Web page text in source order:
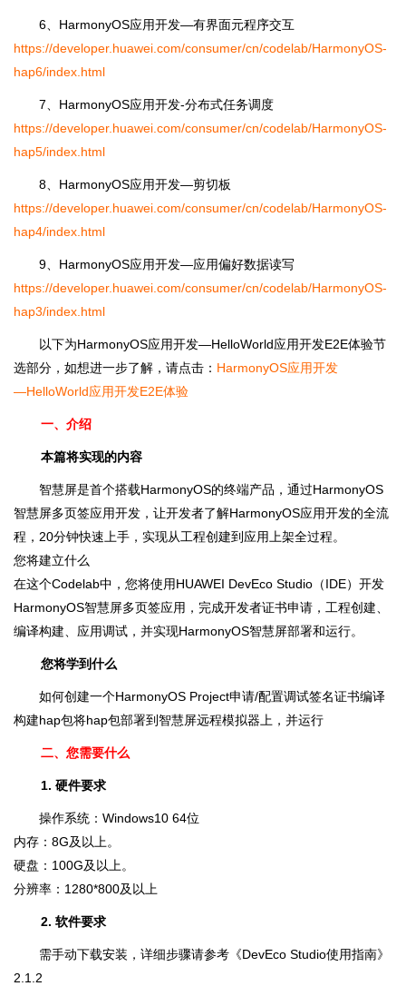
6、HarmonyOS应用开发―有界面元程序交互
https://developer.huawei.com/consumer/cn/codelab/HarmonyOS-
hap6/index.html
7、HarmonyOS应用开发-分布式任务调度
https://developer.huawei.com/consumer/cn/codelab/HarmonyOS-
hap5/index.html
8、HarmonyOS应用开发―剪切板
https://developer.huawei.com/consumer/cn/codelab/HarmonyOS-
hap4/index.html
9、HarmonyOS应用开发―应用偏好数据读写
https://developer.huawei.com/consumer/cn/codelab/HarmonyOS-
hap3/index.html
以下为HarmonyOS应用开发―HelloWorld应用开发E2E体验节
选部分，如想进一步了解，请点击： HarmonyOS应用开发
―HelloWorld应用开发E2E体验
一、介绍
本篇将实现的内容
智慧屏是首个搭载HarmonyOS的终端产品，通过HarmonyOS
智慧屏多页签应用开发，让开发者了解HarmonyOS应用开发的全流
程，20分钟快速上手，实现从工程创建到应用上架全过程。
您将建立什么
在这个Codelab中，您将使用HUAWEI DevEco Studio（IDE）开发
HarmonyOS智慧屏多页签应用，完成开发者证书申请，工程创建、
编译构建、应用调试，并实现HarmonyOS智慧屏部署和运行。
您将学到什么
如何创建一个HarmonyOS Project申请/配置调试签名证书编译
构建hap包将hap包部署到智慧屏远程模拟器上，并运行
二、您需要什么
1. 硬件要求
操作系统：Windows10 64位
内存：8G及以上。
硬盘：100G及以上。
分辨率：1280*800及以上
2. 软件要求
需手动下载安装，详细步骤请参考《DevEco Studio使用指南》
2.1.2